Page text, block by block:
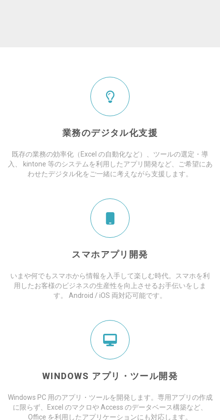
業務のデジタル化支援
既存の業務の効率化（Excel の自動化など）、ツールの選定・導
入、 kintone 等のシステムを利用したアプリ開発など、ご希望にあ
わせたデジタル化をご一緒に考えながら支援します。
スマホアプリ開発
いまや何でもスマホから情報を入手して楽しむ時代。スマホを利
用したお客様のビジネスの生産性を向上させるお手伝いをしま
す。 Android / iOS 両対応可能です。
WINDOWS アプリ・ツール開発
Windows PC 用のアプリ・ツールを開発します。専用アプリの作成
に限らず、Excel のマクロや Access のデータベース構築など、
Office を利用したアプリケーションにも対応します。